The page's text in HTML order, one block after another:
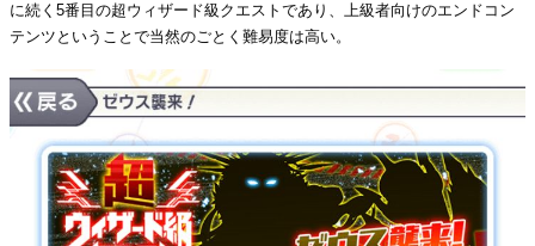
に続く5番目の超ウィザード級クエストであり、上級者向けのエンドコン
テンツということで当然のごとく難易度は高い。